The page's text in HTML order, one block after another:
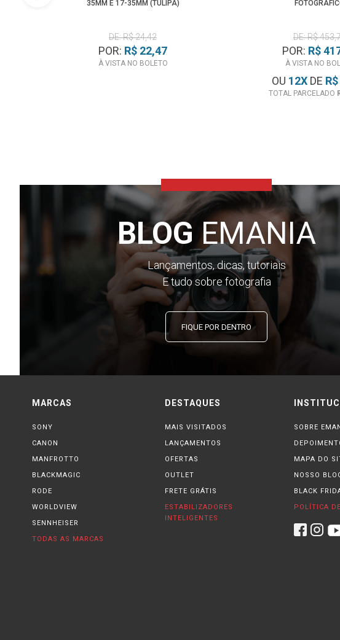
35MM E 17-35MM (TULIPA)
DE: R$ 24,42
POR: R$ 22,47
À VISTA NO BOLETO
DE: R$
POR: R$
À VISTA NO
OU 12XDE
TOTAL PARCELADO
BLOGEMANIA
Lançamentos, dicas, tutoriais
E tudo sobre fotografia
FIQUE POR DENTRO
MARCAS
SONY
CANON
MANFROTTO
BLACKMAGIC
RODE
WORLDVIEW
SENNHEISER
TODAS AS MARCAS
DESTAQUES
MAIS VISITADOS
LANÇAMENTOS
OFERTAS
OUTLET
FRETE GRÁTIS
ESTABILIZADORES
INTELIGENTES
SOBRE
MAPA DO
NOSSO
BLACK
POLÍTICA